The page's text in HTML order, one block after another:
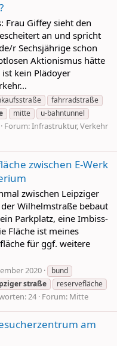
Frau Giffey sieht den
an und spricht
r Sechsjährige schon
Aktionismus hätte
kein Plädoyer
fahrradstraße
mitte
u-bahntunnel
Forum:Infrastruktur, Verkehr
zwischen E-Werk
zwischen Leipziger
Wilhelmstraße bebaut
Parkplatz, eine Imbiss-
Fläche ist meines
für ggf. weitere
2020
bund
straße
reservefläche
24 Forum: Mitte
am